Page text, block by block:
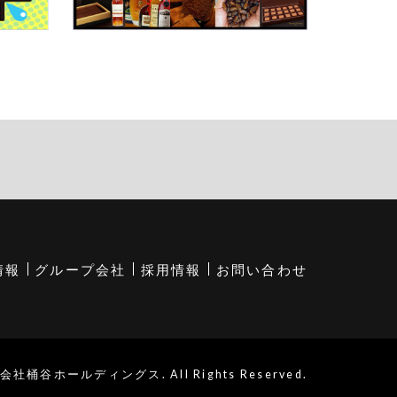
報 グループ会社 採用情報 お問い合わせ
社桶谷ホールディングス. All Rights Reserved.